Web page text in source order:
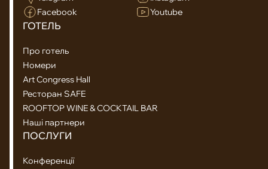
Facebook
Youtube
ГОТЕЛЬ
Про готель
Номери
Art Congress Hall
Ресторан SAFE
ROOFTOP WINE & COCKTAIL BAR
Наші партнери
ПОСЛУГИ
Конференції